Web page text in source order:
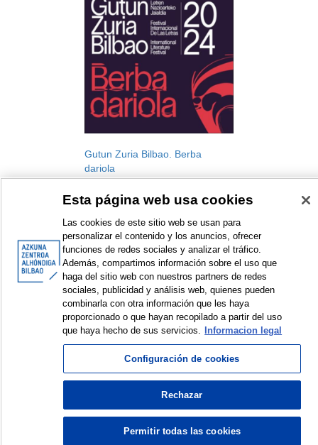
Gutun Zuria Bilbao. Berba
dariola
Literature Festival
Festival
2024
< Items sorted by: 1 to 1 of 1 >
© Azkuna Zentroa - Alhóndiga Bilbao
Esta página web usa cookies
Las cookies de este sitio web se usan para
personalizar el contenido y los anuncios, ofrecer
funciones de redes sociales y analizar el tráfico.
Además, compartimos información sobre el uso que
haga del sitio web con nuestros partners de redes
sociales, publicidad y análisis web, quienes pueden
combinarla con otra información que les haya
proporcionado o que hayan recopilado a partir del uso
que haya hecho de sus servicios.
Informacion legal
Configuración de cookies
Rechazar
Permitir todas las cookies